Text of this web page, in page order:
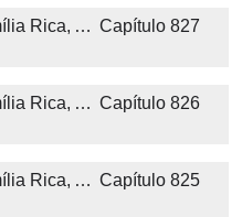
Após Deixar A Família Rica, A Falsa Herdeira Chocou O Mundo Capítulo 827
Após Deixar A Família Rica, A Falsa Herdeira Chocou O Mundo Capítulo 826
Após Deixar A Família Rica, A Falsa Herdeira Chocou O Mundo Capítulo 825